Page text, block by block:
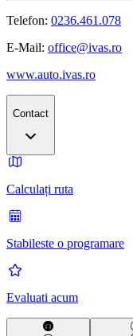
Telefon: 0236.461.078
E-Mail: office@ivas.ro
www.auto.ivas.ro
Contact
Calculați ruta
Stabileste o programare
Evaluati acum